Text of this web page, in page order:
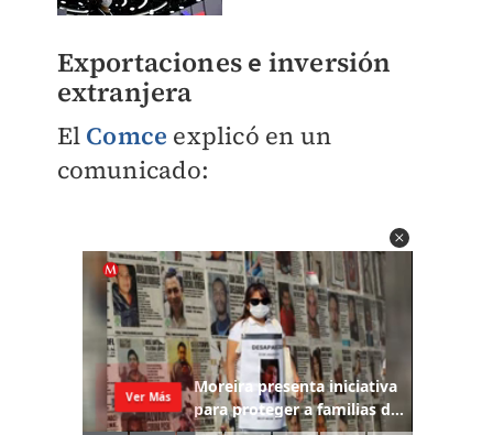
Exportacionese inversión
extranjera
El Comce explicó en un
comunicado: